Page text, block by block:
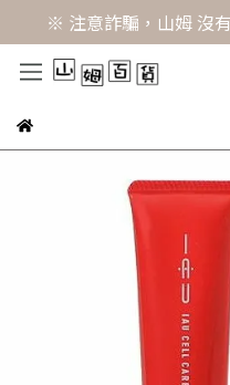
※ 注意詐騙，山姆 沒